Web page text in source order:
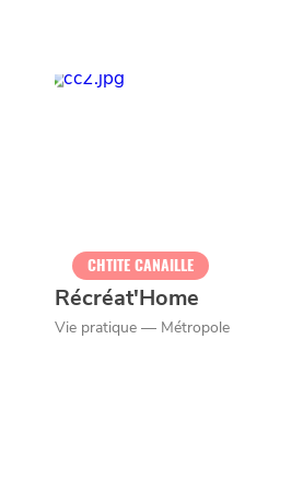
Politique éditoriale
CHTITE CANAILLE
Récréat'Home
Vie pratique — Métropole